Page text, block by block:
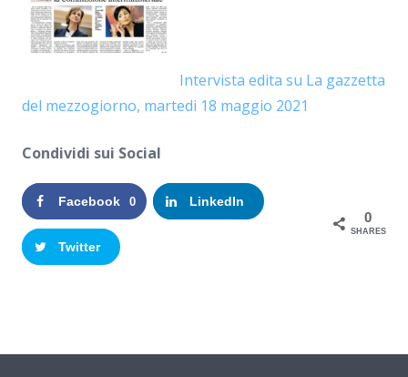
Intervista edita su La gazzetta
del mezzogiorno, martedi 18 maggio 2021
Condividi sui Social
Facebook 0 LinkedIn
Twitter
0
SHARES